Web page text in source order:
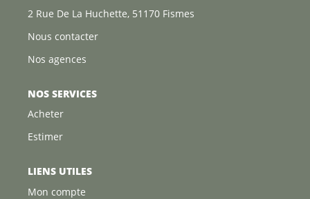
2 Rue De La Huchette, 51170 Fismes
Nous contacter
Nos agences
NOS SERVICES
Acheter
Estimer
LIENS UTILES
Mon compte